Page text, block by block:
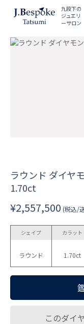
九段下の
ジュエリ
ーサロン
ラウンド ダイヤ
1.70ct
¥2,557,500 (税込/
シェイプ
ラウンド
カラット
1.70ct
このダイ